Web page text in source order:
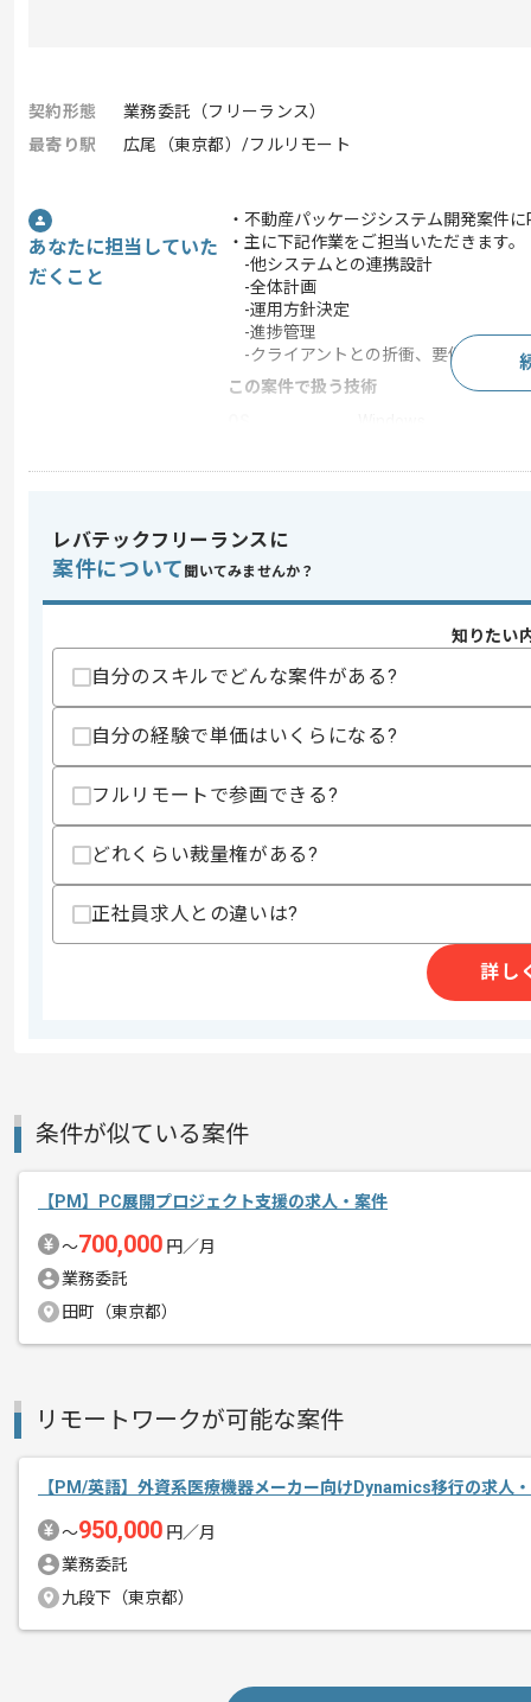
契約形態
業務委託（フリーランス）
最寄り駅
広尾（東京都）/フルリモート
あなたに担当していた
だくこと
・不動産パッケージシステム開発案件
・主に下記作業をご担当いただきます。
-他システムとの連携設計
-全体計画
-運用方針決定
-進捗管理
-クライアントとの折衝、要件ヒアリ
この案件で扱う技術
業務内容
特徴
スキル
・プロジェクトマネジメント経験(3年以
・パッケージシステムやSaaS導入など
・不動産の賃貸管理企業の経験(1年以上)
歓迎スキル
・会計の知見(簿記等)
スキルに不安がある方へ
その他募集要項
商談回数
エージェントからのコ
新しいアイディアや技術を積極的に導入
スキルアップされたい方、長期的に参
レバテックフリーランスに
案件について 聞いてみませんか？
知りたい
自分のスキルでどんな案件がある?
自分の経験で単価はいくらになる?
フルリモートで参画できる?
どれくらい裁量権がある?
正社員求人との違いは?
詳し
条件が似ている案件
【PM】PC展開プロジェクト支援の求人・案件
〜700,000 円／月
業務委託
田町（東京都）
リモートワークが可能な案件
【PM/英語】外資系医療機器メーカー向けDynamics移行の求人
〜950,000 円／月
業務委託
九段下（東京都）